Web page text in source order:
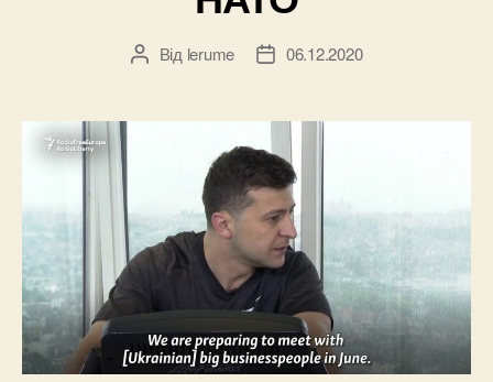
Автор
Від lerume
Дата06.12.2020